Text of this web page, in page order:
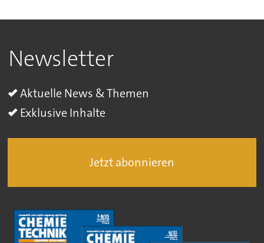
Newsletter
Aktuelle News & Themen
Exklusive Inhalte
Jetzt abonnieren